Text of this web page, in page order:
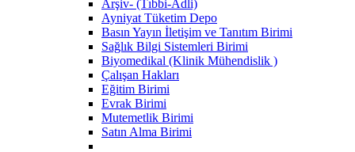
Arşiv- (Tıbbi-Adli)
Ayniyat Tüketim Depo
Basın Yayın İletişim ve Tanıtım Birimi
Sağlık Bilgi Sistemleri Birimi
Biyomedikal (Klinik Mühendislik )
Çalışan Hakları
Eğitim Birimi
Evrak Birimi
Mutemetlik Birimi
Satın Alma Birimi